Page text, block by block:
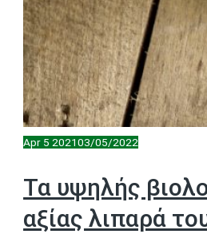
Apr 5 202103/05/2022
Τα υψηλής
αξίας λιπαρά